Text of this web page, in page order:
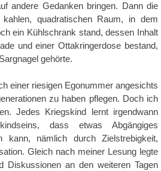
andere Gedanken bringen. Dann die
quadratischen Raum, in dem
ein Kühlschrank stand, dessen Inhalt
und einer Ottakringerdose bestand,
gehörte.
einer riesigen Egonummer angesichts
zu haben pflegen. Doch ich
Jedes Kriegskind lernt irgendwann
dass etwas Abgängiges
kann, nämlich durch Zielstrebigkeit,
Gleich nach meiner Lesung legte
Diskussionen an den weiteren Tagen